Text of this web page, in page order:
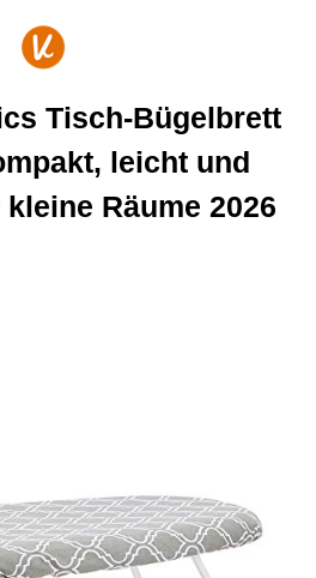
Tisch-Bügelbrett
leicht und
Räume 2026